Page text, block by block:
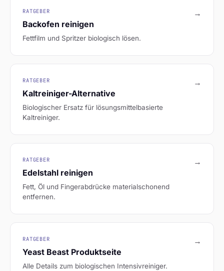
RATGEBER
Backofen reinigen
Fettfilm und Spritzer biologisch lösen.
→
RATGEBER
Kaltreiniger-Alternative
Biologischer Ersatz für lösungsmittelbasierte
Kaltreiniger.
→
RATGEBER
Edelstahl reinigen
Fett, Öl und Fingerabdrücke materialschonend
entfernen.
→
RATGEBER
Yeast Beast Produktseite
Alle Details zum biologischen Intensivreiniger.
→